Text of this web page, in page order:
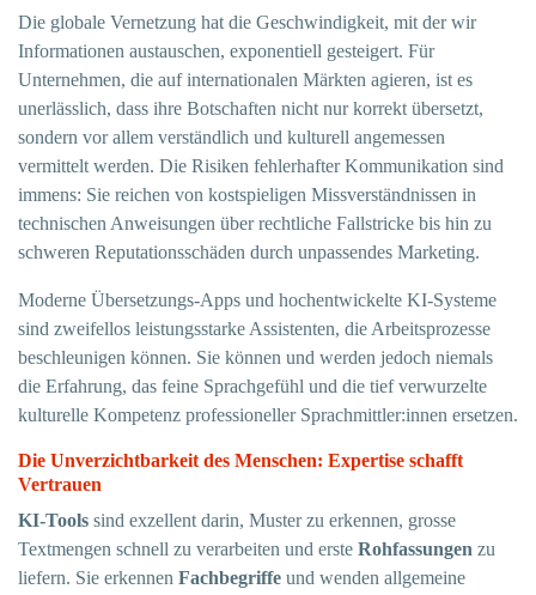
Die globale Vernetzung hat die Geschwindigkeit, mit der wir
Informationen austauschen, exponentiell gesteigert. Für
Unternehmen, die auf internationalen Märkten agieren, ist es
unerlässlich, dass ihre Botschaften nicht nur korrekt übersetzt,
sondern vor allem verständlich und kulturell angemessen
vermittelt werden. Die Risiken fehlerhafter Kommunikation sind
immens: Sie reichen von kostspieligen Missverständnissen in
technischen Anweisungen über rechtliche Fallstricke bis hin zu
schweren Reputationsschäden durch unpassendes Marketing.
Moderne Übersetzungs-Apps und hochentwickelte KI-Systeme
sind zweifellos leistungsstarke Assistenten, die Arbeitsprozesse
beschleunigen können. Sie können und werden jedoch niemals
die Erfahrung, das feine Sprachgefühl und die tief verwurzelte
kulturelle Kompetenz professioneller Sprachmittler:innen ersetzen.
Die Unverzichtbarkeit des Menschen: Expertise schafft
Vertrauen
KI-Tools sind exzellent darin, Muster zu erkennen, grosse
Textmengen schnell zu verarbeiten und erste Rohfassungen zu
liefern. Sie erkennen Fachbegriffe und wenden allgemeine